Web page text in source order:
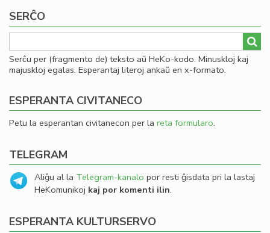
SERĈO
Serĉu per (fragmento de) teksto aŭ HeKo-kodo. Minuskloj kaj
majuskloj egalas. Esperantaj literoj ankaŭ en x-formato.
ESPERANTA CIVITANECO
Petu la esperantan civitanecon per la reta formularo.
TELEGRAM
Aliĝu al la Telegram-kanalo por resti ĝisdata pri la lastaj
HeKomunikoj kaj por komenti ilin.
ESPERANTA KULTURSERVO